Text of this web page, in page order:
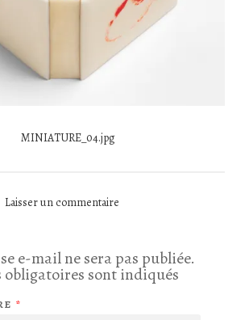
MINIATURE_04.jpg
Laisser un commentaire
e-mail ne sera pas publiée.
obligatoires sont indiqués
*